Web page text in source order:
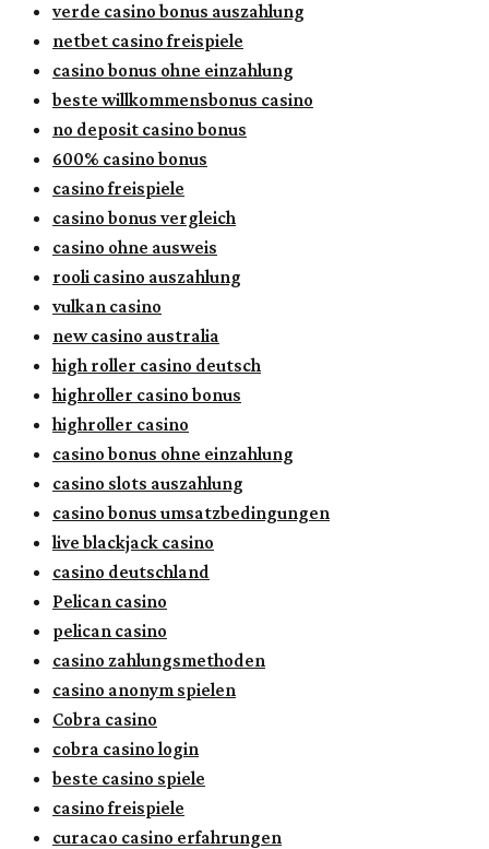
verde casino bonus auszahlung
netbet casino freispiele
casino bonus ohne einzahlung
beste willkommensbonus casino
no deposit casino bonus
600% casino bonus
casino freispiele
casino bonus vergleich
casino ohne ausweis
rooli casino auszahlung
vulkan casino
new casino australia
high roller casino deutsch
highroller casino bonus
highroller casino
casino bonus ohne einzahlung
casino slots auszahlung
casino bonus umsatzbedingungen
live blackjack casino
casino deutschland
Pelican casino
pelican casino
casino zahlungsmethoden
casino anonym spielen
Cobra casino
cobra casino login
beste casino spiele
casino freispiele
curacao casino erfahrungen